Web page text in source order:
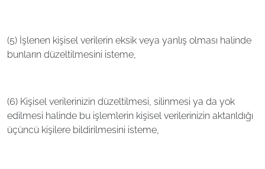
(5) İşlenen kişisel verilerin eksik veya yanlış olması halinde
bunların düzeltilmesini isteme,
(6) Kişisel verilerinizin düzeltilmesi, silinmesi ya da yok
edilmesi halinde bu işlemlerin kişisel verilerinizin aktarıldığı
üçüncü kişilere bildirilmesini isteme,